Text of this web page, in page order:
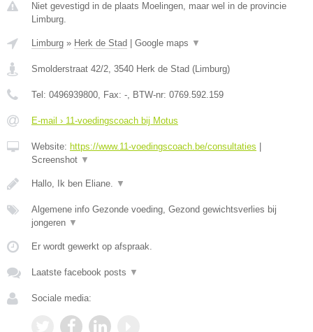
Niet gevestigd in de plaats Moelingen, maar wel in de provincie
Limburg.
Limburg » Herk de Stad Google maps ▼
Smolderstraat 42/2, 3540 Herk de Stad (Limburg)
Tel: 0496939800, Fax: -, BTW-nr: 0769.592.159
E-mail › 11-voedingscoach bij Motus
Website: https://www.11-voedingscoach.be/consultaties
Screenshot ▼
Hallo, Ik ben Eliane. ▼
Algemene info Gezonde voeding, Gezond gewichtsverlies bij
jongeren ▼
Er wordt gewerkt op afspraak.
Laatste facebook posts ▼
Sociale media: